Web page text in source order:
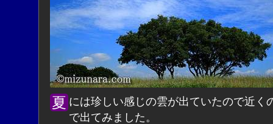
夏には珍しい感じの雲が出ていたので近くの公園ま
で出てみました。